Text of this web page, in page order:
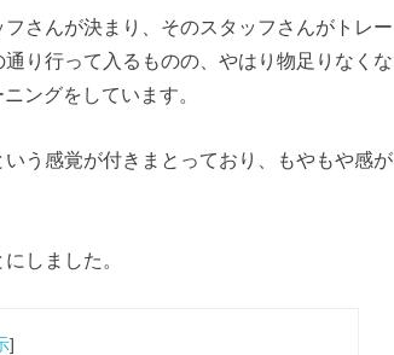
さんが決まり、そのスタッフさんがトレー
り行って入るものの、やはり物足りなくな
ングをしています。
う感覚が付きまとっており、もやもや感が
しました。
]